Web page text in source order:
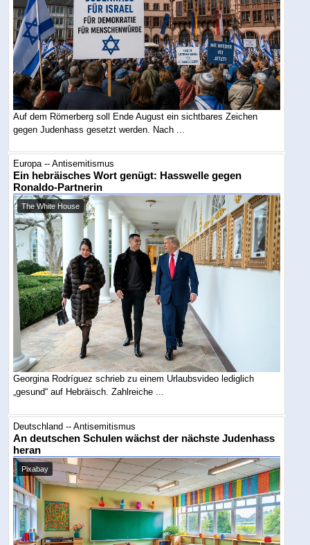
Auf dem Römerberg soll Ende August ein sichtbares Zeichen
gegen Judenhass gesetzt werden. Nach ...
Europa -- Antisemitismus
Ein hebräisches Wort genügt: Hasswelle gegen
Ronaldo-Partnerin
The White House
Georgina Rodríguez schrieb zu einem Urlaubsvideo lediglich
„gesund“ auf Hebräisch. Zahlreiche ...
Deutschland -- Antisemitismus
An deutschen Schulen wächst der nächste Judenhass
heran
Pixabay